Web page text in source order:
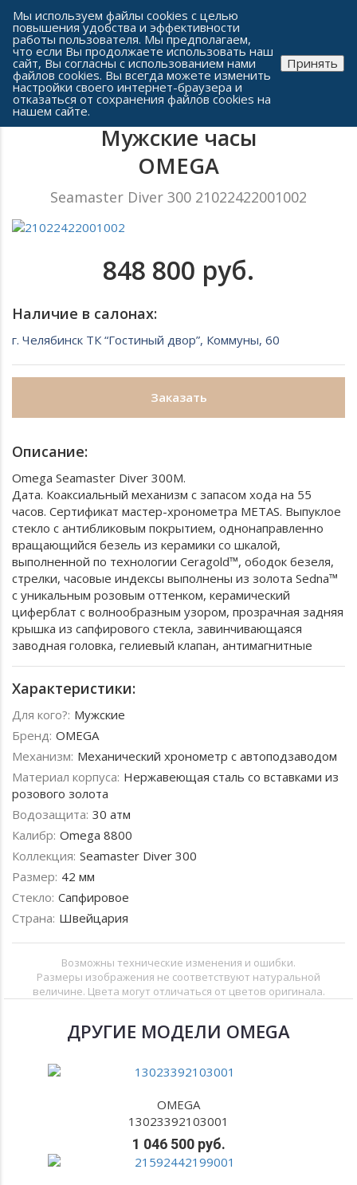
Сеть часовых салонов г. Челябинска
Мужские часы
OMEGA
Seamaster Diver 300 21022422001002
848 800 руб.
Наличие в салонах:
г. Челябинск ТК “Гостиный двор”, Коммуны, 60
Заказать
Описание:
Omega Seamaster Diver 300M.
Дата. Коаксиальный механизм с запасом хода на 55
часов. Сертификат мастер-хронометра METAS. Выпуклое
стекло с антибликовым покрытием, однонаправленно
вращающийся безель из керамики со шкалой,
выполненной по технологии Ceragold™, ободок безеля,
стрелки, часовые индексы выполнены из золота Sedna™
с уникальным розовым оттенком, керамический
циферблат с волнообразным узором, прозрачная задняя
крышка из сапфирового стекла, завинчивающаяся
заводная головка, гелиевый клапан, антимагнитные
Характеристики:
Для кого?: Мужские
Бренд: OMEGA
Механизм: Механический хронометр с автоподзаводом
Материал корпуса: Нержавеющая сталь со вставками из
розового золота
Водозащита: 30 атм
Калибр: Omega 8800
Коллекция: Seamaster Diver 300
Размер: 42 мм
Стекло: Сапфировое
Страна: Швейцария
Возможны технические изменения и ошибки.
Размеры изображения не соответствуют натуральной
величине. Цвета могут отличаться от цветов оригинала.
ДРУГИЕ МОДЕЛИ OMEGA
OMEGA
13023392103001
1 046 500 руб.
Мы используем файлы cookies с целью
повышения удобства и эффективности
работы пользователя. Мы предполагаем,
что если Вы продолжаете использовать наш
сайт, Вы согласны с использованием нами
файлов cookies. Вы всегда можете изменить
настройки своего интернет-браузера и
отказаться от сохранения файлов cookies на
нашем сайте.
Принять